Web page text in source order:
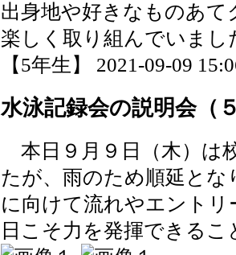
出身地や好きなものあて
楽しく取り組んでいまし
【5年生】 2021-09-09
水泳記録会の説明会（
本日９月９日（木）は
たが、雨のため順延とな
に向けて流れやエント
日こそ力を発揮できる